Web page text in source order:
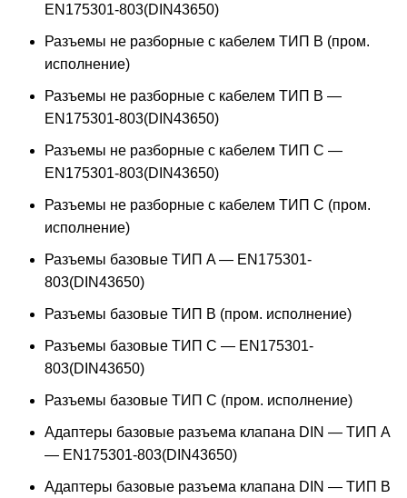
EN175301-803(DIN43650)
Разъемы не разборные с кабелем ТИП B (пром.
исполнение)
Разъемы не разборные с кабелем ТИП B —
EN175301-803(DIN43650)
Разъемы не разборные с кабелем ТИП C —
EN175301-803(DIN43650)
Разъемы не разборные с кабелем ТИП C (пром.
исполнение)
Разъемы базовые ТИП A — EN175301-
803(DIN43650)
Разъемы базовые ТИП В (пром. исполнение)
Разъемы базовые ТИП C — EN175301-
803(DIN43650)
Разъемы базовые ТИП C (пром. исполнение)
Адаптеры базовые разъема клапана DIN — ТИП A
— EN175301-803(DIN43650)
Адаптеры базовые разъема клапана DIN — ТИП B